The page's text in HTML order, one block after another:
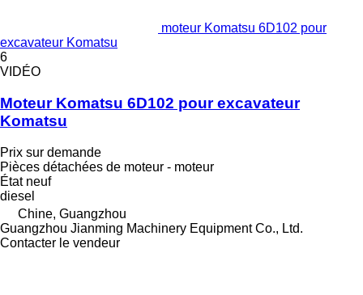
moteur Komatsu 6D102 pour
excavateur Komatsu
6
VIDÉO
Moteur Komatsu 6D102 pour excavateur
Komatsu
Prix sur demande
Pièces détachées de moteur - moteur
Étatneuf
diesel
Chine, Guangzhou
Guangzhou Jianming Machinery Equipment Co., Ltd.
Contacter le vendeur